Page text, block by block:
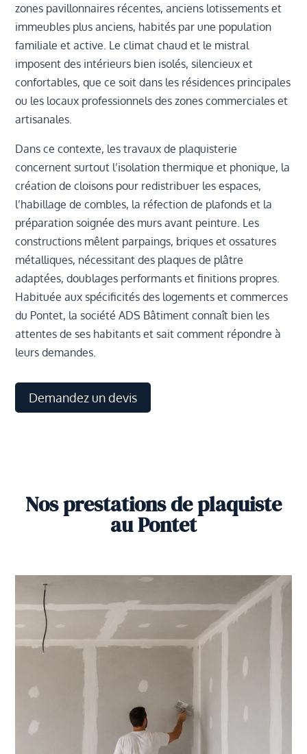
zones pavillonnaires récentes, anciens lotissements et
immeubles plus anciens, habités par une population
familiale et active. Le climat chaud et le mistral
imposent des intérieurs bien isolés, silencieux et
confortables, que ce soit dans les résidences principales
ou les locaux professionnels des zones commerciales et
artisanales.
Dans ce contexte, les travaux de plaquisterie
concernent surtout l’isolation thermique et phonique, la
création de cloisons pour redistribuer les espaces,
l’habillage de combles, la réfection de plafonds et la
préparation soignée des murs avant peinture. Les
constructions mêlent parpaings, briques et ossatures
métalliques, nécessitant des plaques de plâtre
adaptées, doublages performants et finitions propres.
Habituée aux spécificités des logements et commerces
du Pontet, la société ADS Bâtiment connaît bien les
attentes de ses habitants et sait comment répondre à
leurs demandes.
Demandez un devis
Nos prestations de plaquiste
au Pontet